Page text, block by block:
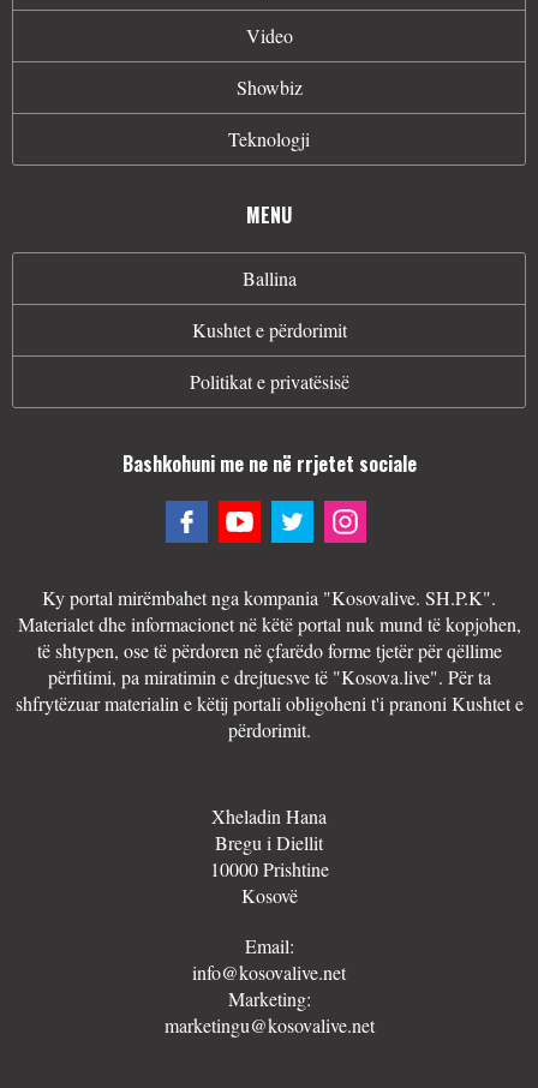
Video
Showbiz
Teknologji
MENU
Ballina
Kushtet e përdorimit
Politikat e privatësisë
Bashkohuni me ne në rrjetet sociale
Ky portal mirëmbahet nga kompania "Kosovalive. SH.P.K".
Materialet dhe informacionet në këtë portal nuk mund të kopjohen,
të shtypen, ose të përdoren në çfarëdo forme tjetër për qëllime
përfitimi, pa miratimin e drejtuesve të "Kosova.live". Për ta
shfrytëzuar materialin e këtij portali obligoheni t'i pranoni Kushtet e
përdorimit.
Xheladin Hana
Bregu i Diellit
10000 Prishtine
Kosovë
Email:
info@kosovalive.net
Marketing:
marketingu@kosovalive.net